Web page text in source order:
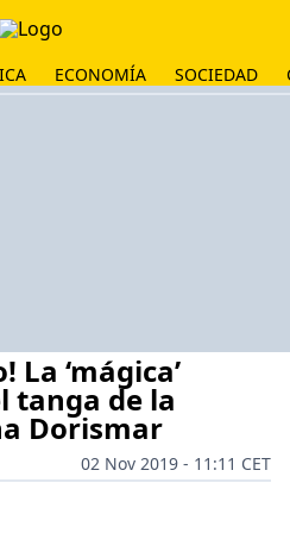
ECONOMÍA SOCIEDAD
La ‘mágica’
tanga de la
Dorismar
02 Nov 2019 - 11:11 CET